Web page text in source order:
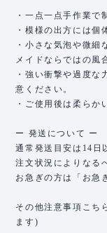
・一点一点手作業で
・模様の出方には個
・小さな気泡や微細
メイドならではの風
・強い衝撃や過度な
意ください。
・ご使用後は柔らか
ー 発送について ー
通常発送目安は14日
注文状況によりなる
お急ぎの方は「お急
その他注意事項こち
ます)